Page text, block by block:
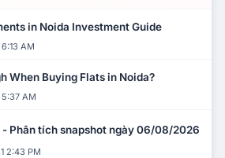
in Noida Investment Guide
AM
When Buying Flats in Noida?
AM
- Phân tích snapshot ngày 06/08/2026
2:43 PM